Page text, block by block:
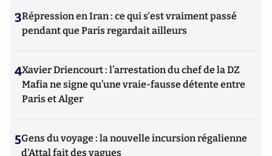
3Répression en Iran : ce qui s'est vraiment passé
pendant que Paris regardait ailleurs
4Xavier Driencourt : l’arrestation du chef de la DZ
Mafia ne signe qu’une vraie-fausse détente entre
Paris et Alger
5Gens du voyage : la nouvelle incursion régalienne
d'Attal fait des vagues